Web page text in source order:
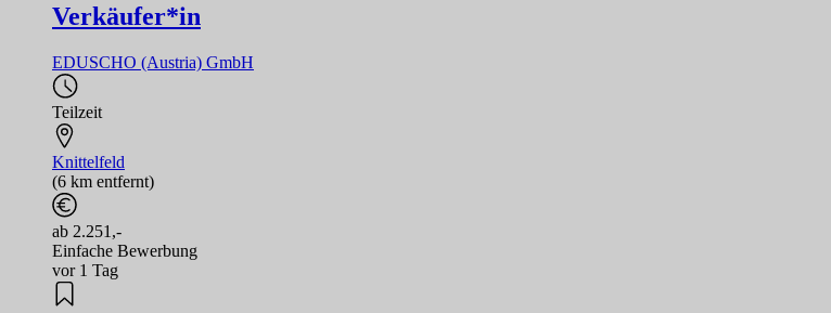
Verkäufer*in
EDUSCHO (Austria) GmbH
Teilzeit
Knittelfeld
(6 km entfernt)
ab 2.251,-
Einfache Bewerbung
vor 1 Tag